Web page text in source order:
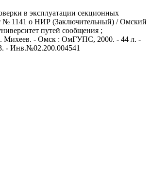
в эксплуатации секционных
№ 1141 о НИР (Заключительный) / Омский
путей сообщения ;
Михеев. - Омск : ОмГУПС, 2000. - 44 л. -
- Инв.№02.200.004541